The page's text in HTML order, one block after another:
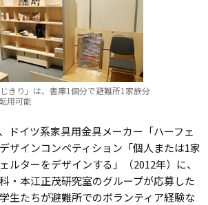
じきり」は、書庫1個分で避難所1家族分
用可能
ドイツ系家具用金具メーカー「ハーフェ
ザインコンペティション「個人または1家
ルターをデザインする」（2012年）に、
・本江正茂研究室のグループが応募した
生たちが避難所でのボランティア経験な